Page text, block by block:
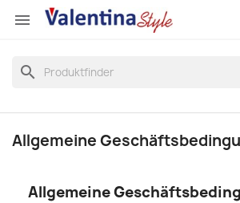

search
Allgemeine
Allgemeine